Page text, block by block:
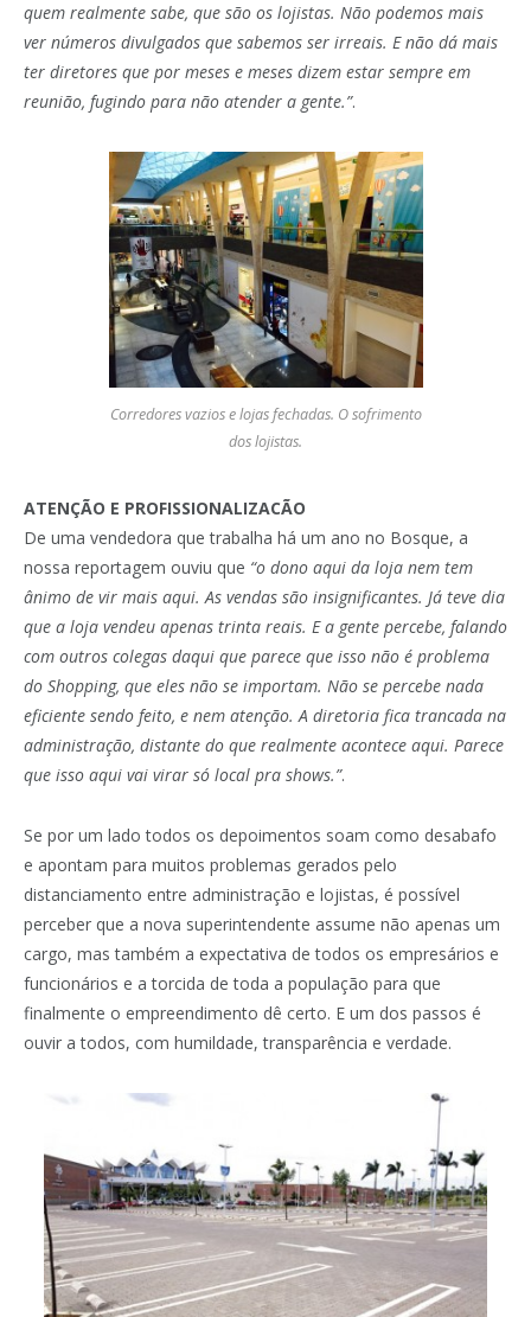
quem realmente sabe, que são os lojistas. Não podemos mais
ver números divulgados que sabemos ser irreais. E não dá mais
ter diretores que por meses e meses dizem estar sempre em
reunião, fugindo para não atender a gente.”.
Corredores vazios e lojas fechadas. O sofrimento
dos lojistas.
ATENÇÃO E PROFISSIONALIZACÃO
De uma vendedora que trabalha há um ano no Bosque, a
nossa reportagem ouviu que “o dono aqui da loja nem tem
ânimo de vir mais aqui. As vendas são insignificantes. Já teve dia
que a loja vendeu apenas trinta reais. E a gente percebe, falando
com outros colegas daqui que parece que isso não é problema
do Shopping, que eles não se importam. Não se percebe nada
eficiente sendo feito, e nem atenção. A diretoria fica trancada na
administração, distante do que realmente acontece aqui. Parece
que isso aqui vai virar só local pra shows.”.
Se por um lado todos os depoimentos soam como desabafo
e apontam para muitos problemas gerados pelo
distanciamento entre administração e lojistas, é possível
perceber que a nova superintendente assume não apenas um
cargo, mas também a expectativa de todos os empresários e
funcionários e a torcida de toda a população para que
finalmente o empreendimento dê certo. E um dos passos é
ouvir a todos, com humildade, transparência e verdade.